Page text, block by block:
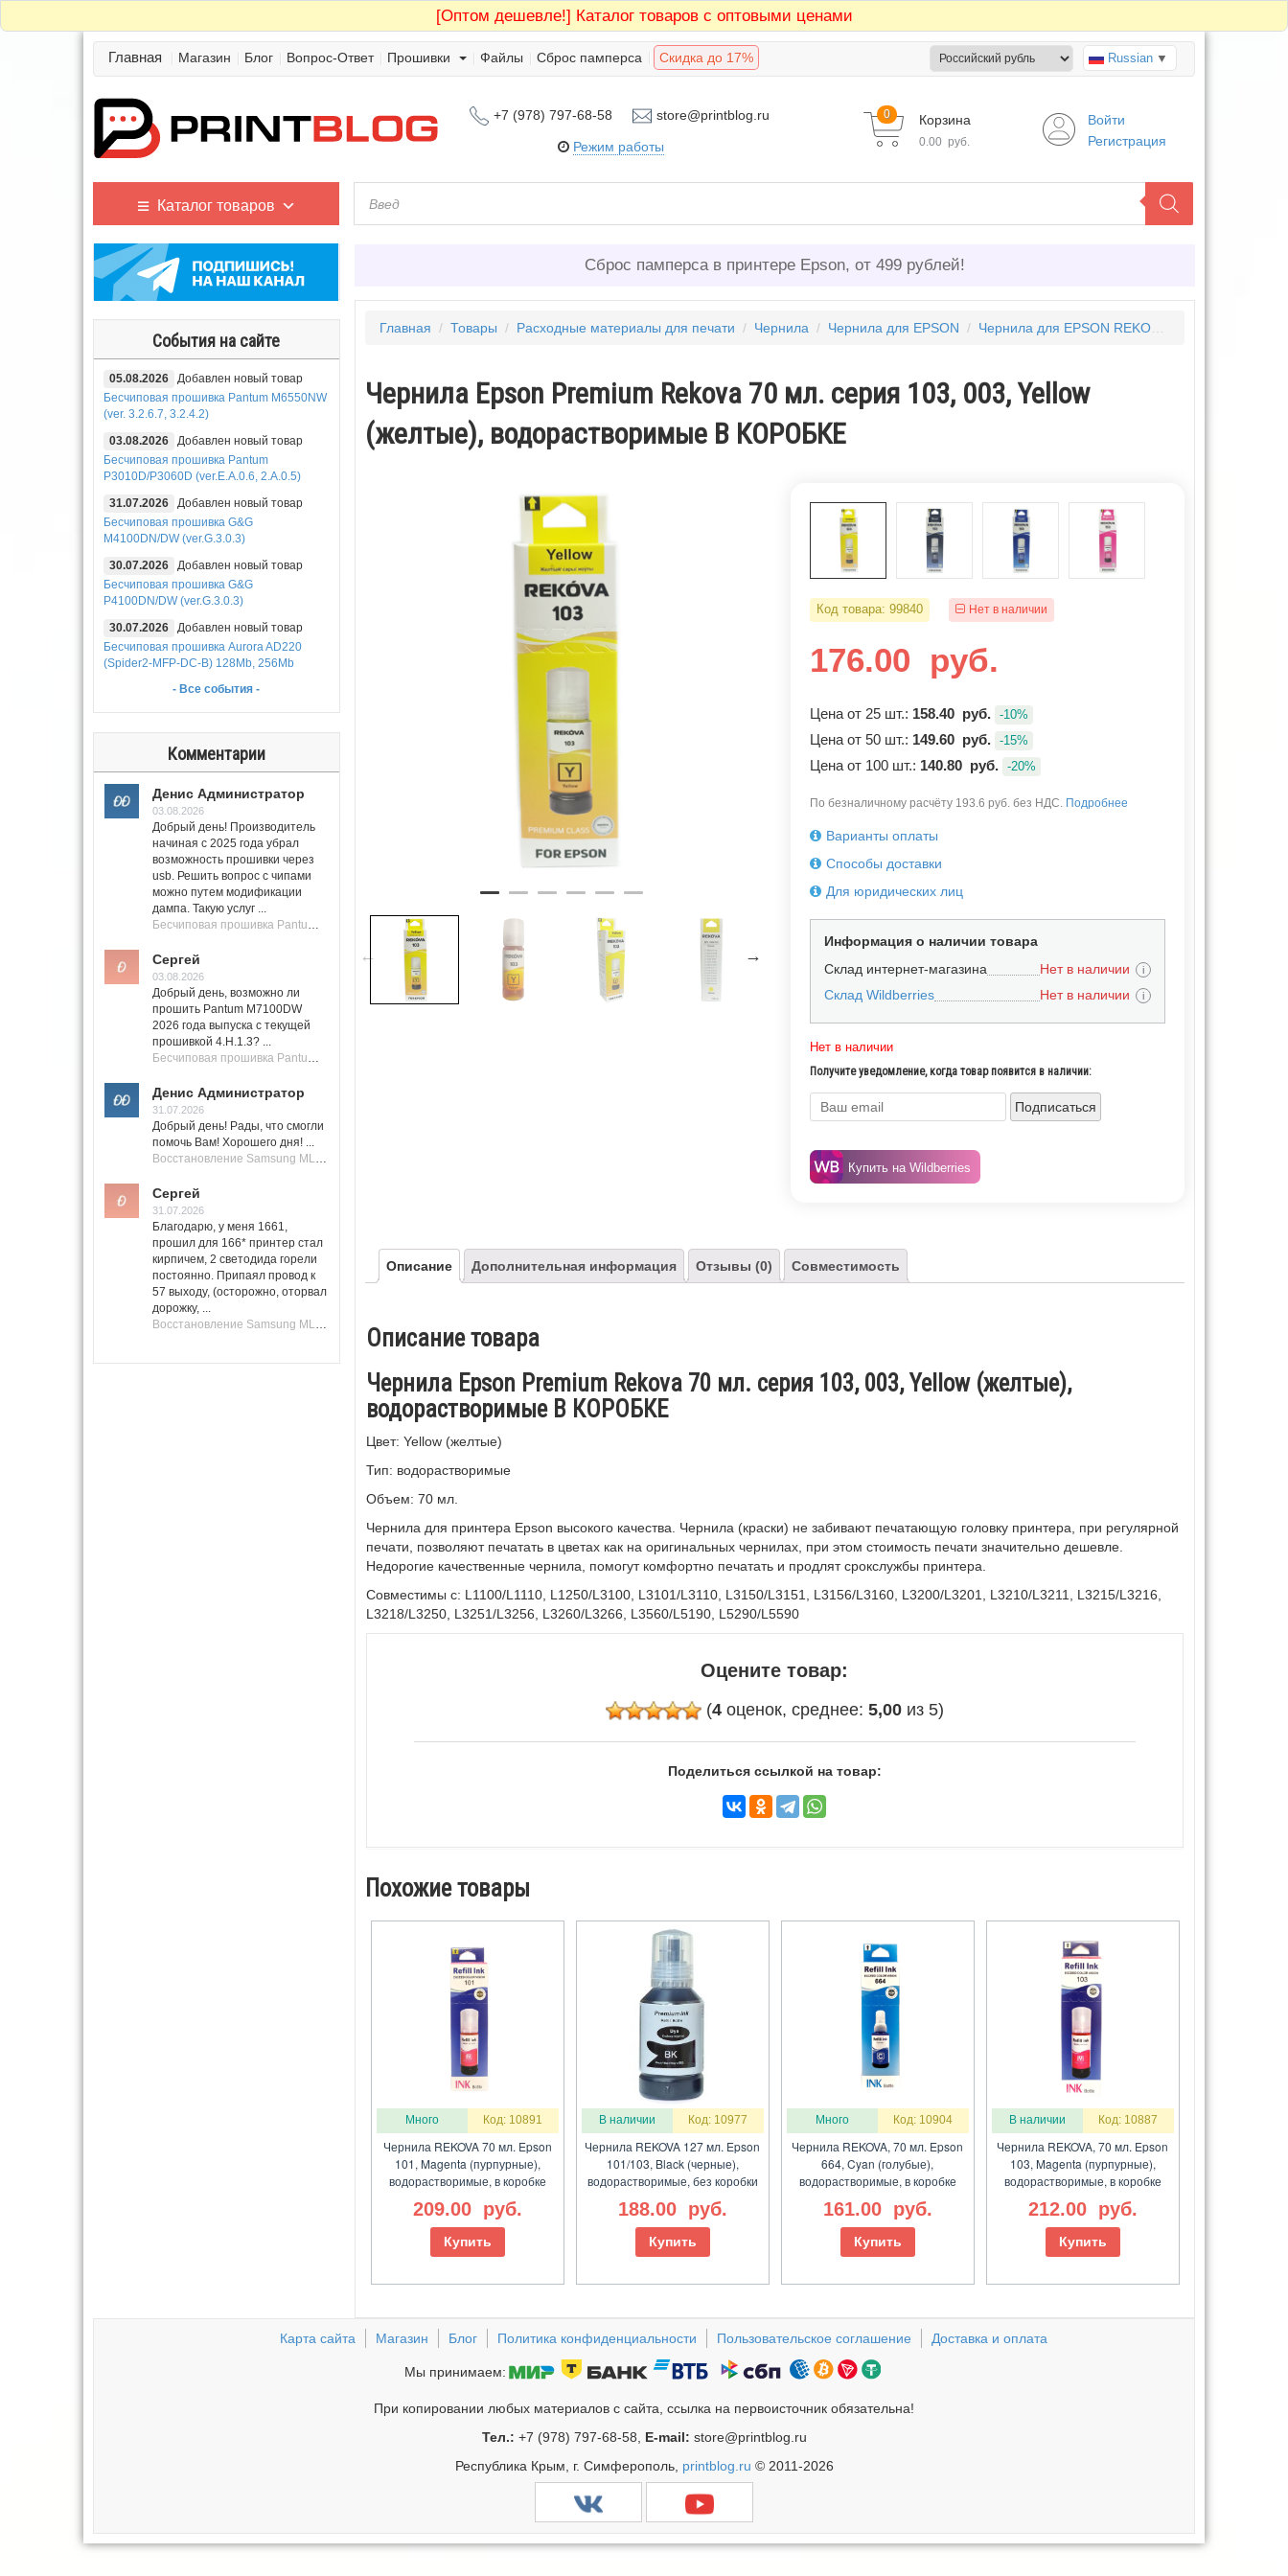
[Оптом дешевле!] Каталог товаров с оптовыми ценами
Главная Магазин Блог Вопрос-Ответ Прошивки Файлы Сброс памперса Скидка до 17% Russian ▼
+7 (978) 797-68-58 store@printblog.ru
Режим работы
Корзина
0
0.00 руб.
Войти
Регистрация
Каталог товаров
События на сайте
05.08.2026
Добавлен новый товар
Бесчиповая прошивка Pantum M6550NW
(ver. 3.2.6.7, 3.2.4.2)
03.08.2026
Добавлен новый товар
Бесчиповая прошивка Pantum
P3010D/P3060D (ver.E.A.0.6, 2.A.0.5)
31.07.2026
Добавлен новый товар
Бесчиповая прошивка G&G
M4100DN/DW (ver.G.3.0.3)
30.07.2026
Добавлен новый товар
Бесчиповая прошивка G&G
P4100DN/DW (ver.G.3.0.3)
30.07.2026
Добавлен новый товар
Бесчиповая прошивка Aurora AD220
(Spider2-MFP-DC-B) 128Mb, 256Mb
- Все события -
Комментарии
Денис Администратор
03.08.2026
Добрый день! Производитель
начиная с 2025 года убрал
возможность прошивки через
usb. Решить вопрос с чипами
можно путем модификации
дампа. Такую услуг ...
Бесчиповая прошивка Pantum M7100 Series (M7100, M7108, M7102, M7103, M7105)
Сергей
03.08.2026
Добрый день, возможно ли
прошить Pantum M7100DW
2026 года выпуска с текущей
прошивкой 4.H.1.3? ...
Бесчиповая прошивка Pantum M7100 Series (M7100, M7108, M7102, M7103, M7105)
Денис Администратор
31.07.2026
Добрый день! Рады, что смогли
помочь Вам! Хорошего дня! ...
Восстановление Samsung ML-1661, ML-1666 после не удачной прошивки.
Сергей
31.07.2026
Благодарю, у меня 1661,
прошил для 166* принтер стал
кирпичем, 2 светодида горели
постоянно. Припаял провод к
57 выходу, (осторожно, оторвал
дорожку, ...
Восстановление Samsung ML-1661, ML-1666 после не удачной прошивки.
Сброс памперса в принтере Epson, от 499 рублей!
Главная / Товары / Расходные материалы для печати / Чернила / Чернила для EPSON / Чернила для EPSON REKOVA
Чернила Epson Premium Rekova 70 мл. серия 103, 003, Yellow
(желтые), водорастворимые В КОРОБКЕ
Код товара:99840 Нет в наличии
176.00 руб.
Цена от 25 шт.: 158.40 руб. -10%
Цена от 50 шт.: 149.60 руб. -15%
Цена от 100 шт.: 140.80 руб. -20%
По безналичному расчёту 193.6 руб. без НДС. Подробнее
Варианты оплаты
Способы доставки
Для юридических лиц
Информация о наличии товара
Склад интернет-магазина
Нет в наличии i
Склад Wildberries Нет в наличии i
Нет в наличии
Получите уведомление, когда товар появится в наличии:
Подписаться
Купить на Wildberries
Описание Дополнительная информация Отзывы (0) Совместимость
Описание товара
Чернила Epson Premium Rekova 70 мл. серия 103, 003, Yellow (желтые),
водорастворимые В КОРОБКЕ
Цвет: Yellow (желтые)
Тип: водорастворимые
Объем: 70 мл.
Чернила для принтера Epson высокого качества. Чернила (краски) не забивают печатающую головку принтера, при регулярной
печати, позволяют печатать в цветах как на оригинальных чернилах, при этом стоимость печати значительно дешевле.
Недорогие качественные чернила, помогут комфортно печатать и продлят срокслужбы принтера.
Совместимы с: L1100/L1110, L1250/L3100, L3101/L3110, L3150/L3151, L3156/L3160, L3200/L3201, L3210/L3211, L3215/L3216,
L3218/L3250, L3251/L3256, L3260/L3266, L3560/L5190, L5290/L5590
Оцените товар:
(4оценок, среднее: 5,00из 5)
Поделиться ссылкой на товар:
Похожие товары
Много Код: 10891
Чернила REKOVA 70 мл. Epson
101, Magenta (пурпурные),
водорастворимые, в коробке
209.00 руб.
Купить
В наличии Код: 10977
Чернила REKOVA 127 мл. Epson
101/103, Black (черные),
водорастворимые, без коробки
188.00 руб.
Купить
Много Код: 10904
Чернила REKOVA, 70 мл. Epson
664, Cyan (голубые),
водорастворимые, в коробке
161.00 руб.
Купить
В наличии Код: 10887
Чернила REKOVA, 70 мл. Epson
103, Magenta (пурпурные),
водорастворимые, в коробке
212.00 руб.
Купить
Карта сайта Магазин Блог Политика конфиденциальности Пользовательское соглашение Доставка и оплата
Мы принимаем:
При копировании любых материалов с сайта, ссылка на первоисточник обязательна!
Тел.: +7 (978) 797-68-58, E-mail: store@printblog.ru
Республика Крым, г. Симферополь, printblog.ru © 2011-2026